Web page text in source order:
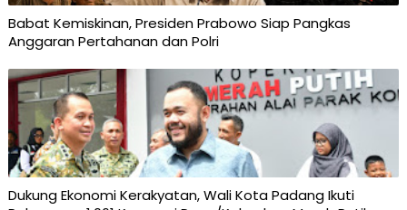
Babat Kemiskinan, Presiden Prabowo Siap Pangkas
Anggaran Pertahanan dan Polri
Dukung Ekonomi Kerakyatan, Wali Kota Padang Ikuti